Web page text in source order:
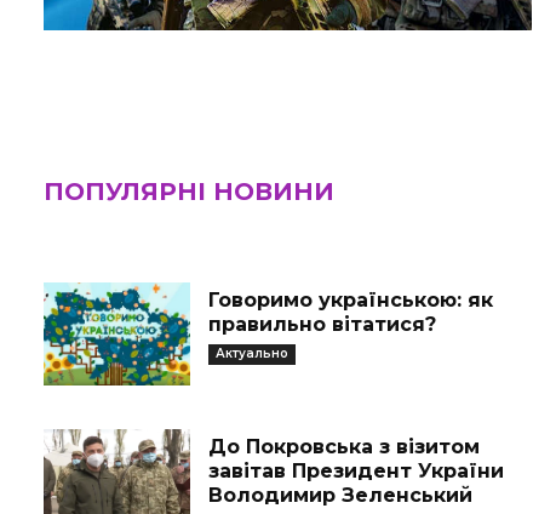
ПОПУЛЯРНІ НОВИНИ
Говоримо українською: як
правильно вітатися?
Актуально
До Покровська з візитом
завітав Президент України
Володимир Зеленський